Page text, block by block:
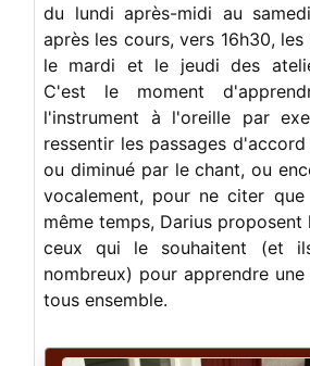
du lundi après-midi au
après les cours, vers 16h30,
le mardi et le jeudi des
C'est le moment
l'instrument à l'oreille par
ressentir les passages
ou diminué par le chant, ou
vocalement, pour ne citer
même temps, Darius proposent
ceux qui le souhaitent (et
nombreux) pour apprendre
tous ensemble.